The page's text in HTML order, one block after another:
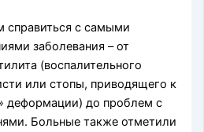
справиться с самыми
заболевания – от
(воспалительного
или стопы, приводящего к
деформации) до проблем с
Больные также отметили